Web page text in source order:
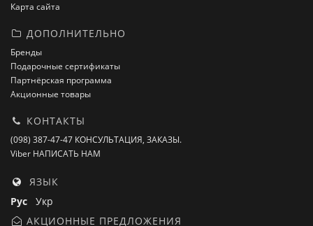
Карта сайта
ДОПОЛНИТЕЛЬНО
Бренды
Подарочные сертификаты
Партнёрская программа
Акционные товары
КОНТАКТЫ
(098) 387-47-47 КОНСУЛЬТАЦИЯ, ЗАКАЗЫ.
Viber НАПИСАТЬ НАМ
ЯЗЫК
Рус Укр
АКЦИОННЫЕ ПРЕДЛОЖЕНИЯ